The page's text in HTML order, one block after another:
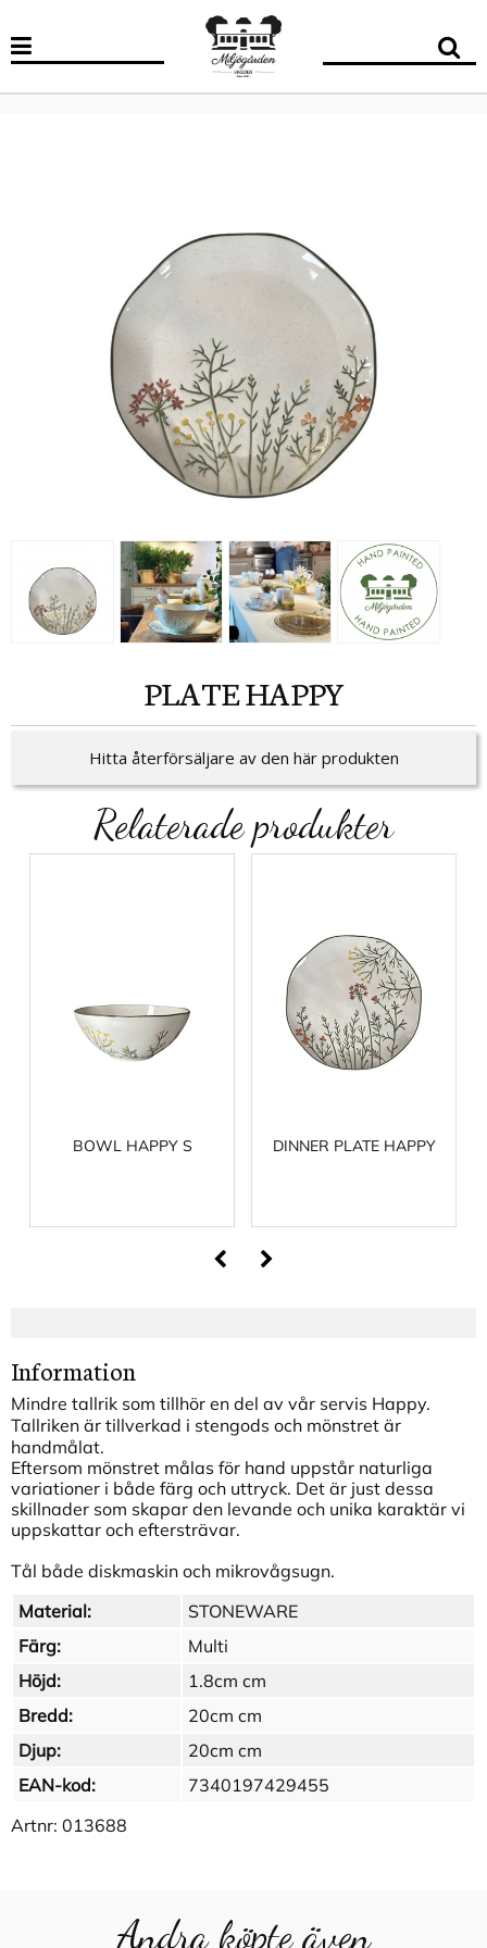
PLATE HAPPY
Hitta återförsäljare av den här produkten
Relaterade produkter
BOWL HAPPY S DINNER PLATE HAPPY
Information
Mindre tallrik som tillhör en del av vår servis Happy.
Tallriken är tillverkad i stengods och mönstret är
handmålat.
Eftersom mönstret målas för hand uppstår naturliga
variationer i både färg och uttryck. Det är just dessa
skillnader som skapar den levande och unika karaktär vi
uppskattar och eftersträvar.
Tål både diskmaskin och mikrovågsugn.
Material:
STONEWARE
Färg:
Multi
Höjd:
1.8cm cm
Bredd:
20cm cm
Djup:
20cm cm
EAN-kod:
7340197429455
Artnr: 013688
Andra köpte även